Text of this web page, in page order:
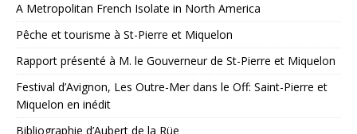
A Metropolitan French Isolate in North America
Pêche et tourisme à St-Pierre et Miquelon
Rapport présenté à M. le Gouverneur de St-Pierre et Miquelon
Festival d’Avignon, Les Outre-Mer dans le Off: Saint-Pierre et
Miquelon en inédit
Bibliographie d’Aubert de la Rüe